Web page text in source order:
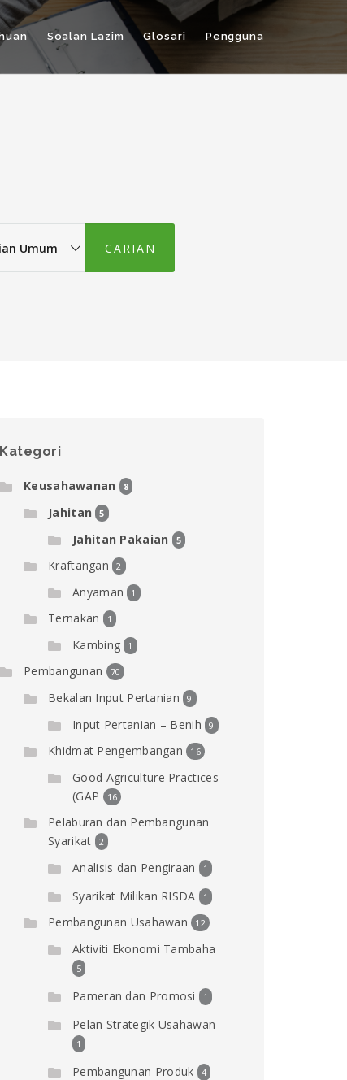
Soalan Lazim Glosari Pengguna
Kategori
Keusahawanan 8
Jahitan 5
Jahitan Pakaian 5
Kraftangan 2
Anyaman 1
Ternakan 1
Kambing 1
Pembangunan 70
Bekalan Input Pertanian 9
Input Pertanian – Benih 9
Khidmat Pengembangan 16
Good Agriculture Practices
(GAP
16
Pelaburan dan Pembangunan
Syarikat
2
Analisis dan Pengiraan 1
Syarikat Milikan RISDA 1
Pembangunan Usahawan 12
Aktiviti Ekonomi Tambaha
5
Pameran dan Promosi 1
Pelan Strategik Usahawan
1
Pembangunan Produk 4